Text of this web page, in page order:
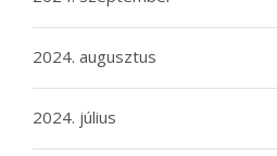
2024. augusztus
2024. július